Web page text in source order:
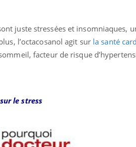
juste stressées et insomniaques,
l’octacosanol agit surla santé
facteur de risque
le stress